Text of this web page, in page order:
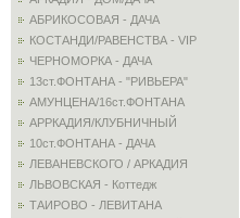
АБРИКОСОВАЯ - ДАЧА
КОСТАНДИ/РАВЕНСТВА - VIP
ЧЕРНОМОРКА - ДАЧА
13ст.ФОНТАНА - "РИВЬЕРА"
АМУНЦЕНА/16ст.ФОНТАНА
АРРКАДИЯ/КЛУБНИЧНЫЙ
10ст.ФОНТАНА - ДАЧА
ЛЕВАНЕВСКОГО / АРКАДИЯ
ЛЬВОВСКАЯ - Коттедж
ТАИРОВО - ЛЕВИТАНА